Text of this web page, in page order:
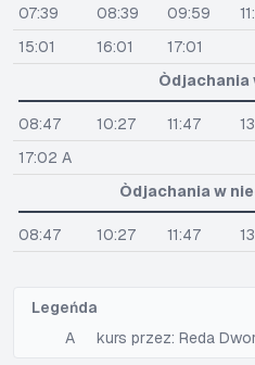
07:39 08:39 09:59
15:01
16:01
17:01
Òdjachania
08:47 10:27 11:47
17:02 A
Òdjachania w
08:47 10:27 11:47
Legeńda
A
kurs przez: Reda